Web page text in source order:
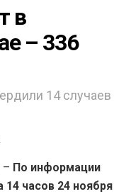
в
– 336
14 случаев
– По информации
14 часов 24 ноября